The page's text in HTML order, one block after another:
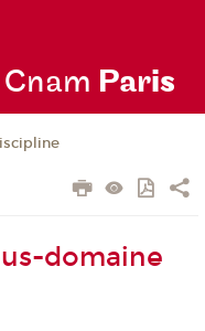
Cnam Paris
domaine